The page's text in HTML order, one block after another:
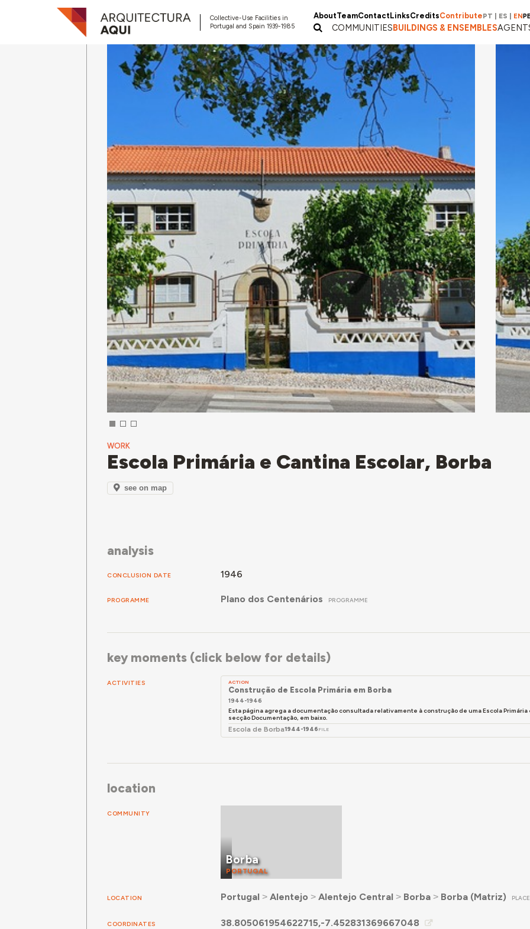
Collective-Use Facilities in
Portugal and Spain 1939-1985
AboutTeamContactLinksCreditsContributePT ES EN
COMMUNITIESBUILDINGS & ENSEMBLES
WORK
Escola Primária e Cantina Escolar, Borba
see on map
analysis
CONCLUSION DATE 1946
PROGRAMME Plano dos Centenários PROGRAMME
key moments (click below for details)
ACTIVITIES ACTION
Construção de Escola Primária em Borba
1944-1946
Esta página agrega a documentação consultada relativamente à construção de uma Escola
secção Documentação, em baixo.
Escola de Borba1944-1946 FILE
location
COMMUNITY
Borba
PORTUGAL
LOCATION Portugal ˃ Alentejo ˃ Alentejo Central ˃ Borba˃ Borba (Matriz) PLACE
COORDINATES 38.805061954622715,-7.452831369667048